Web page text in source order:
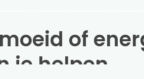
of
je helpen